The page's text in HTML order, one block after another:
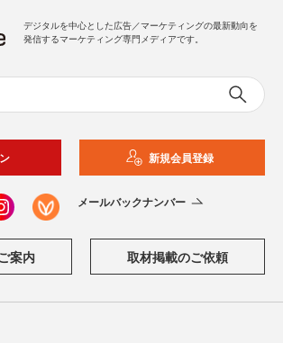
デジタルを中心とした広告／マーケティングの最新動向を
発信するマーケティング専門メディアです。
新規会員登録
メールバックナンバー
案内 取材掲載のご依頼